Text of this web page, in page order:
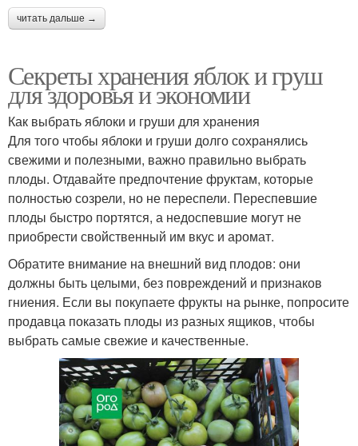
читать дальше →
Секреты хранения яблок и груш
для здоровья и экономии
Как выбрать яблоки и груши для хранения
Для того чтобы яблоки и груши долго сохранялись
свежими и полезными, важно правильно выбрать
плоды. Отдавайте предпочтение фруктам, которые
полностью созрели, но не переспели. Переспевшие
плоды быстро портятся, а недоспевшие могут не
приобрести свойственный им вкус и аромат.
Обратите внимание на внешний вид плодов: они
должны быть целыми, без повреждений и признаков
гниения. Если вы покупаете фрукты на рынке, попросите
продавца показать плоды из разных ящиков, чтобы
выбрать самые свежие и качественные.